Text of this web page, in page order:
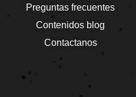
Preguntas frecuentes
Contenidos blog
Contactanos